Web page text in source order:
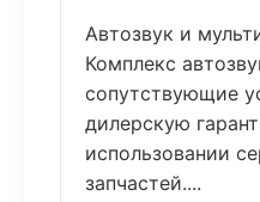
Автозвук и
Комплекс
сопутствующие
дилерскую
использовании
запчастей....